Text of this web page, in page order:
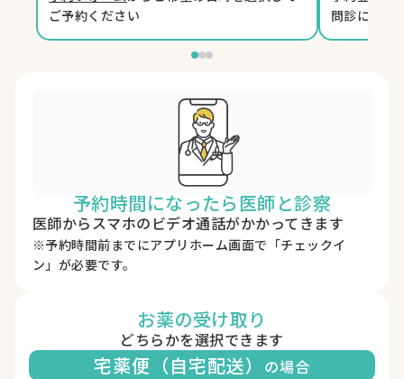
ご予約ください
問診に回答
予約時間になったら医師と診察
医師からスマホのビデオ通話がかかってきます
※予約時間前までにアプリホーム画面で「チェックイ
ン」が必要です。
お薬の受け取り
どちらかを選択できます
宅薬便（自宅配送） の場合